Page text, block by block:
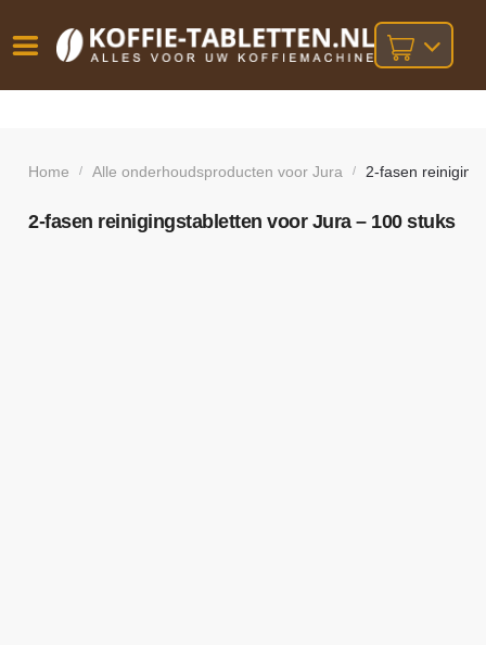
volgende
boven
Home / Alle onderhoudsproducten voor Jura / 2-fasen
2-fasen reinigingstabletten voor Jura – 100 stuks